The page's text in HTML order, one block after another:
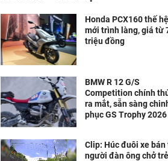
Honda PCX160 thế hệ
mới trình làng, giá từ
triệu đồng
BMW R 12 G/S
Competition chính
ra mắt, sẵn sàng
phục GS Trophy 2026
Clip: Húc đuôi xe bán
người đàn ông chở trẻ